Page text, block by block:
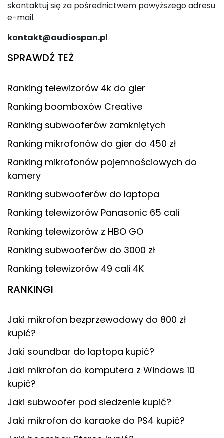
skontaktuj się za pośrednictwem powyższego adresu
e-mail.
kontakt@audiospan.pl
SPRAWDŹ TEŻ
Ranking telewizorów 4k do gier
Ranking boomboxów Creative
Ranking subwooferów zamkniętych
Ranking mikrofonów do gier do 450 zł
Ranking mikrofonów pojemnościowych do
kamery
Ranking subwooferów do laptopa
Ranking telewizorów Panasonic 65 cali
Ranking telewizorów z HBO GO
Ranking subwooferów do 3000 zł
Ranking telewizorów 49 cali 4K
RANKINGI
Jaki mikrofon bezprzewodowy do 800 zł
kupić?
Jaki soundbar do laptopa kupić?
Jaki mikrofon do komputera z Windows 10
kupić?
Jaki subwoofer pod siedzenie kupić?
Jaki mikrofon do karaoke do PS4 kupić?